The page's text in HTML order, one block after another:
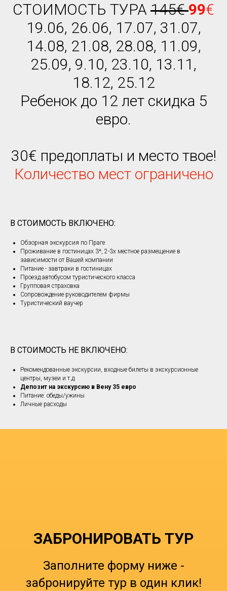
СТОИМОСТЬ ТУРА 145€ 99€
19.06, 26.06, 17.07, 31.07,
14.08, 21.08, 28.08, 11.09,
25.09, 9.10, 23.10, 13.11,
18.12, 25.12
Ребенок до 12 лет скидка 5
евро.
30€ предоплаты и место твое!
Количество мест ограничено
В СТОИМОСТЬ ВКЛЮЧЕНО:
Обзорная экскурсия по Праге
Проживание в гостиницах 3*, 2-3х местное размещение в
зависимости от Вашей компании
Питание - завтраки в гостиницах
Проезд автобусом туристического класса
Групповая страховка
Сопровождение руководителем фирмы
Туристический ваучер
В СТОИМОСТЬ НЕ ВКЛЮЧЕНО:
Рекомендованные экскурсии, входные билеты в экскурсионные
центры, музеи и т.д.
Депозит на экскурсию в Вену 35 евро
Питание: обеды/ужины
Личные расходы
ЗАБРОНИРОВАТЬ ТУР
Заполните форму ниже -
забронируйте тур в один клик!